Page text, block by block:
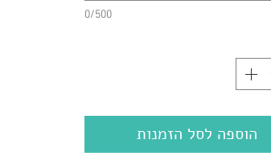
0/500
הוספה לסל הזמנות